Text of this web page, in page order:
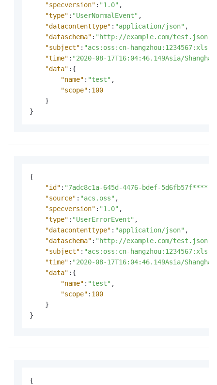
"specversion" : "1.0" ,
"type" : "UserNormalEvent" ,
"datacontenttype" : "application/json" ,
"dataschema" : "http://example.com/test.json"
"subject" : "acs:oss:cn-hangzhou:1234567:xls-
"time" : "2020-08-17T16:04:46.149Asia/
"data" : {
"name" : "test" ,
"scope" : 100
}
}
{
"id" : "7adc8c1a-645d-4476-bdef-5d6fb57f****"
"source" : "acs.oss" ,
"specversion" : "1.0" ,
"type" : "UserErrorEvent" ,
"datacontenttype" : "application/json" ,
"dataschema" : "http://example.com/test.json"
"subject" : "acs:oss:cn-hangzhou:1234567:xls-
"time" : "2020-08-17T16:04:46.149Asia/
"data" : {
"name" : "test" ,
"scope" : 100
}
}
{